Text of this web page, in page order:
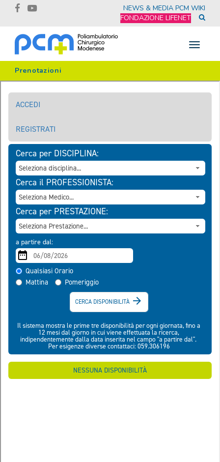
NEWS & MEDIA PCM WIKI
FONDAZIONE LIFENET
Toggle
Prenotazioni